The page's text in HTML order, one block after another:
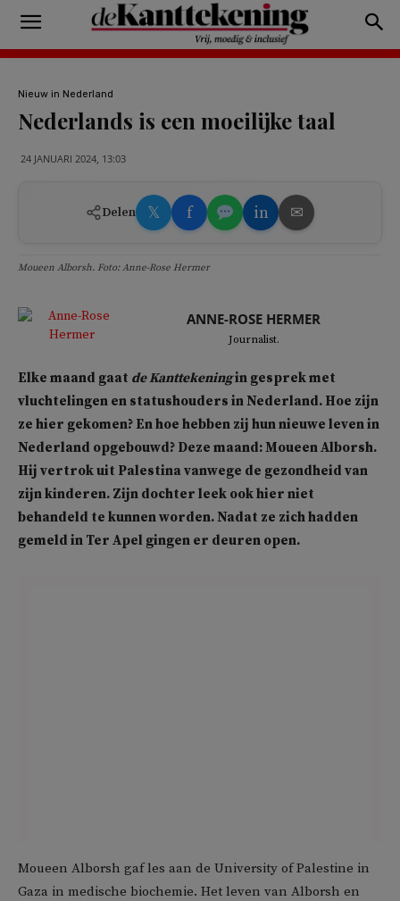
Nieuw in Nederland
Nederlands is een moeilijke taal
24 JANUARI 2024, 13:03
Delen 𝕏 f in ✉
Moueen Alborsh. Foto: Anne-Rose Hermer
ANNE-ROSE HERMER
Journalist.
Elke maand gaat de Kanttekeningin gesprek met
vluchtelingen en statushouders in Nederland. Hoe zijn
ze hier gekomen? En hoe hebben zij hun nieuwe leven in
Nederland opgebouwd? Deze maand: Moueen Alborsh.
Hij vertrok uit Palestina vanwege de gezondheid van
zijn kinderen. Zijn dochter leek ook hier niet
behandeld te kunnen worden. Nadat ze zich hadden
gemeld in Ter Apel gingen er deuren open.
Moueen Alborsh gaf les aan de University of Palestine in
Gaza in medische biochemie. Het leven van Alborsh en